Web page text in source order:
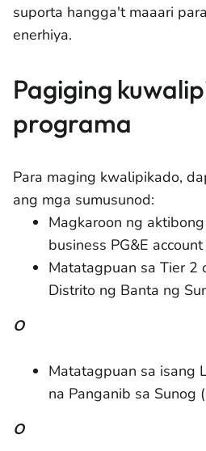
suporta hangga't maaari
enerhiya.
Pagiging
programa
Para maging kwalipikado,
ang mga sumusunod:
Magkaroon ng
business PG&E
Matatagpuan sa Tier 2
Distrito ng Banta ng
O
Matatagpuan sa isang
na Panganib sa Sunog
O